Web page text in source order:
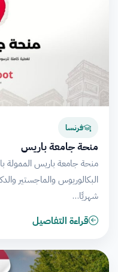
فرنسا
منحة جامعة باريس
منحة جامعة باريس الممولة
البكالوريوس والماجستير
شهريًا…
قراءة التفاصيل